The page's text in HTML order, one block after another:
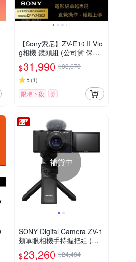
【Sony索尼】ZV-E10 II Vlo
g相機 鏡頭組 (公司貨 保固1
8+6個月)
$31,990 $33,673
5 (1)
限時下殺 券
補貨中
SONY Digital Camera ZV-1
類單眼相機手持握把組 (公
司貨)
$23,260 $24,484